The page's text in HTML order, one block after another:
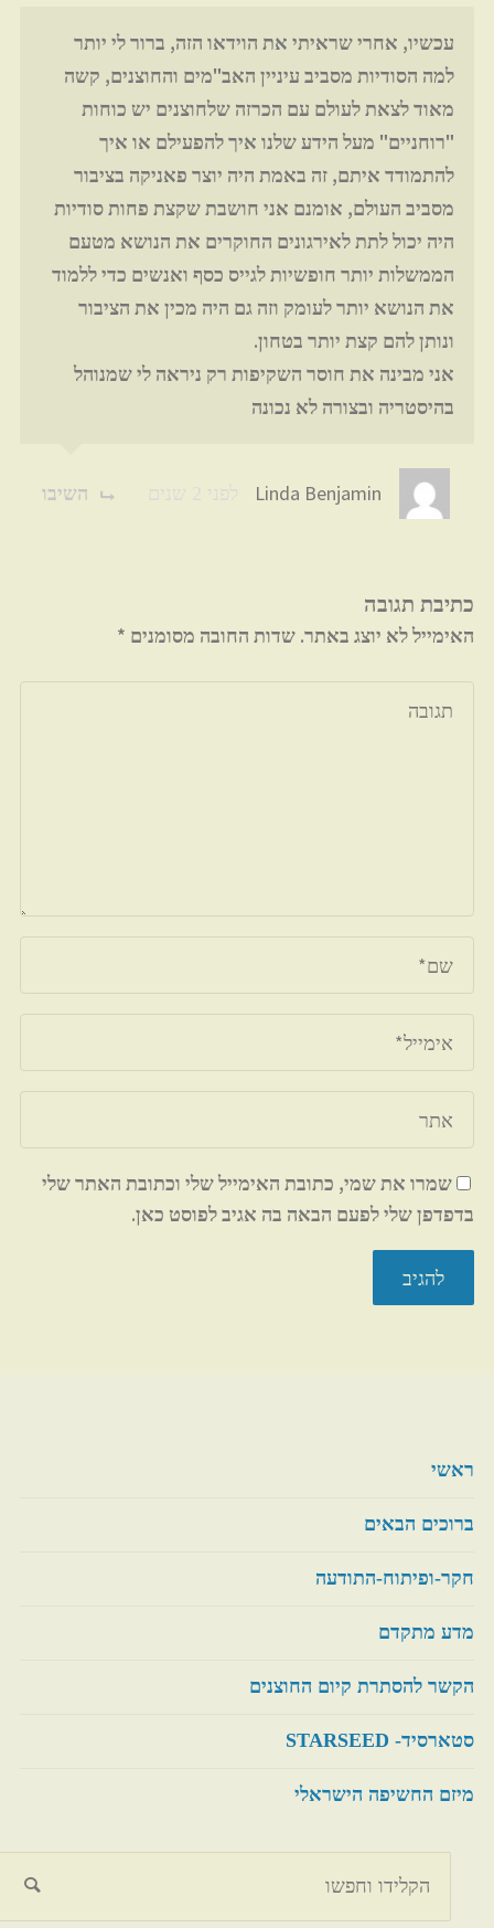
עכשיו, אחרי שראיתי את הוידאו הזה, ברור לי יותר
למה הסודיות מסביב עיניין האב"מים והחוצנים, קשה
מאוד לצאת לעולם עם הכרזה שלחוצנים יש כוחות
"רוחניים" מעל הידע שלנו איך להפעילם או איך
להתמודד איתם, זה באמת היה יוצר פאניקה בציבור
מסביב העולם, אומנם אני חושבת שקצת פחות סודיות
היה יכול לתת לאירגונים החוקרים את הנושא מטעם
הממשלות יותר חופשיות לגייס כסף ואנשים כדי ללמוד
את הנושא יותר לעומק וזה גם היה מכין את הציבור
ונותן להם קצת יותר בטחון.
אני מבינה את חוסר השקיפות רק ניראה לי שמנוהל
בהיסטריה ובצורה לא נכונה
Linda Benjamin השיבו
כתיבת תגובה
האימייל לא יוצג באתר. שדות החובה מסומנים *
שמרו את שמי, כתובת האימייל שלי וכתובת האתר שלי
בדפדפן שלי לפעם הבאה בה אגיב לפוסט כאן.
ראשי
ברוכים הבאים
חקר-ופיתוח-התודעה
מדע מתקדם
הקשר להסתרת קיום החוצנים
סטארסיד- STARSEED
מיזם החשיפה הישראלי